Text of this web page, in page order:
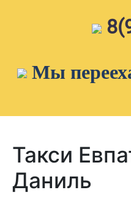
Мы
Такси
Даниль